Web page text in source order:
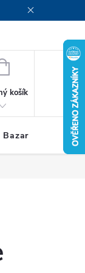
NÁKUPNÍ
košík
Bazar Servis